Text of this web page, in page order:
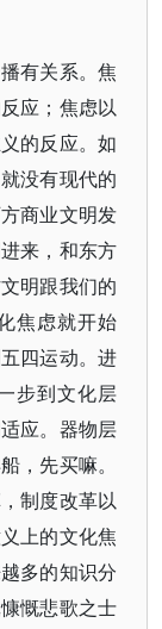
有关系。焦
应；焦虑以
的反应。如
没有现代的
商业文明发
来，和东方
明跟我们的
焦虑就开始
四运动。进
步到文化层
应。器物层
，先买嘛。
制度改革以
上的文化焦
多的知识分
慨悲歌之士